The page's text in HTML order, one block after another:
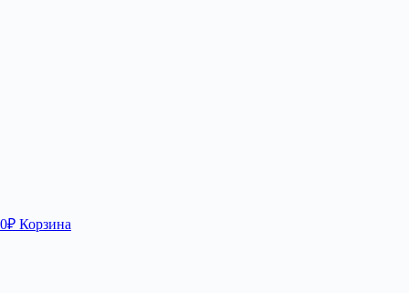
0₽ Корзина